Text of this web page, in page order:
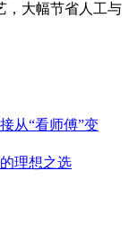
，大幅节省人工与
从“看师傅”变
理想之选